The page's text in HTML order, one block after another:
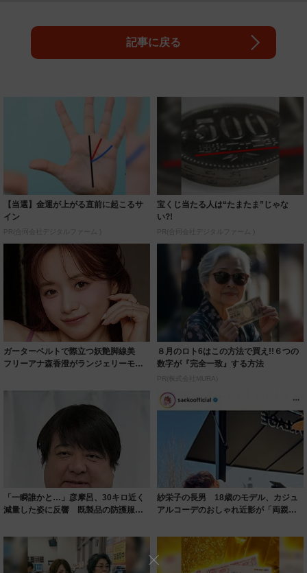
記事に戻る
【当選】金運が上がる直前に起こるサ
イン
PR(合同会社デジタルファーム )
宝くじ当たる人は“たまたま”じゃな
い?!
PR(合同会社デジタルファーム )
ガーターベルトで際立つ妖艶脚線美
フリーアナ森香澄がランジェリーモデ
８月のロト6はこの方法で買え!!６つの
数字が『完全一致』する方法
PR(株式会社MURA)
「一瞬誰かと…」彦摩呂、30キロ近く
減量した姿に反響 既製品の防護服が
紗栄子の長男 18歳のモデル、カジュ
アルコーデのおしゃれ近影が「両親の